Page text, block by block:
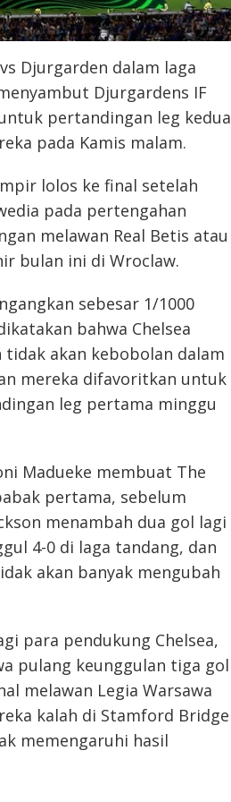
Djurgarden dalam laga
Djurgardens IF
pertandingan leg kedua
pada Kamis malam.
lolos ke final setelah
pada pertengahan
melawan Real Betis atau
bulan ini di Wroclaw.
sebesar 1/1000
bahwa Chelsea
akan kebobolan dalam
mereka difavoritkan untuk
leg pertama minggu
Madueke membuat The
pertama, sebelum
menambah dua gol lagi
4-0 di laga tandang, dan
akan banyak mengubah
para pendukung Chelsea,
pulang keunggulan tiga gol
melawan Legia Warsawa
kalah di Stamford Bridge
memengaruhi hasil